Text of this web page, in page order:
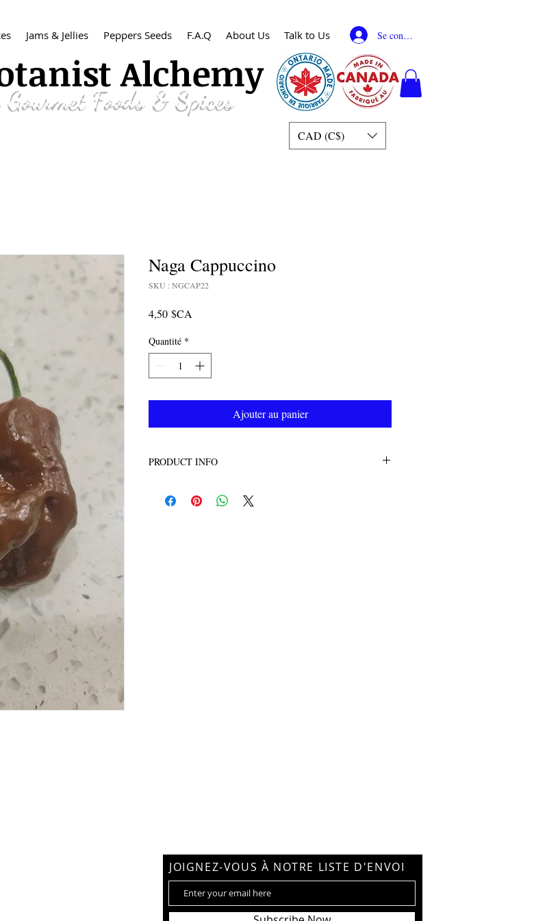
Jams & Jellies Peppers Seeds F.A.Q About Us Talk to Us Se connecter
Alchemy
Gourmet Foods & Spices
CAD (C$)
Naga Cappuccino
SKU : NGCAP22
4,50 $CA
Quantité *
Ajouter au panier
PRODUCT INFO
JOIGNEZ-VOUS À NOTRE LISTE D'ENVOI